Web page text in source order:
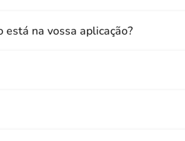
na vossa aplicação?